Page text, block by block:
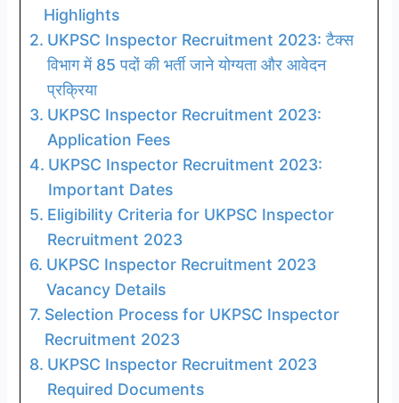
Highlights
UKPSC Inspector Recruitment 2023: टैक्स
विभाग में 85 पदों की भर्ती जाने योग्यता और आवेदन
प्रक्रिया
UKPSC Inspector Recruitment 2023:
Application Fees
UKPSC Inspector Recruitment 2023:
Important Dates
Eligibility Criteria for UKPSC Inspector
Recruitment 2023
UKPSC Inspector Recruitment 2023
Vacancy Details
Selection Process for UKPSC Inspector
Recruitment 2023
UKPSC Inspector Recruitment 2023
Required Documents